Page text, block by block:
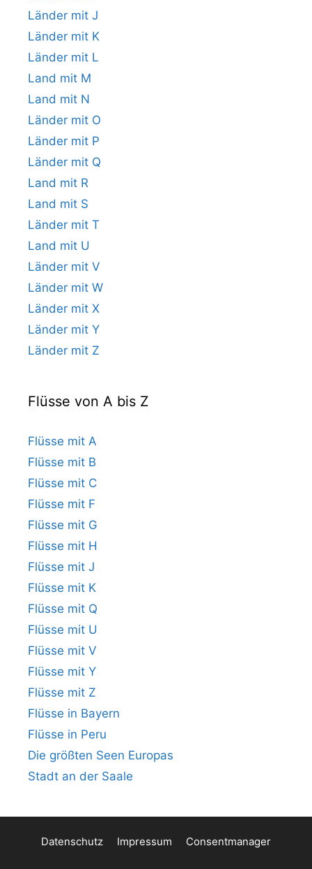
Länder mit J
Länder mit K
Länder mit L
Land mit M
Land mit N
Länder mit O
Länder mit P
Länder mit Q
Land mit R
Land mit S
Länder mit T
Land mit U
Länder mit V
Länder mit W
Länder mit X
Länder mit Y
Länder mit Z
Flüsse von A bis Z
Flüsse mit A
Flüsse mit B
Flüsse mit C
Flüsse mit F
Flüsse mit G
Flüsse mit H
Flüsse mit J
Flüsse mit K
Flüsse mit Q
Flüsse mit U
Flüsse mit V
Flüsse mit Y
Flüsse mit Z
Flüsse in Bayern
Flüsse in Peru
Die größten Seen Europas
Stadt an der Saale
Datenschutz Impressum Consentmanager